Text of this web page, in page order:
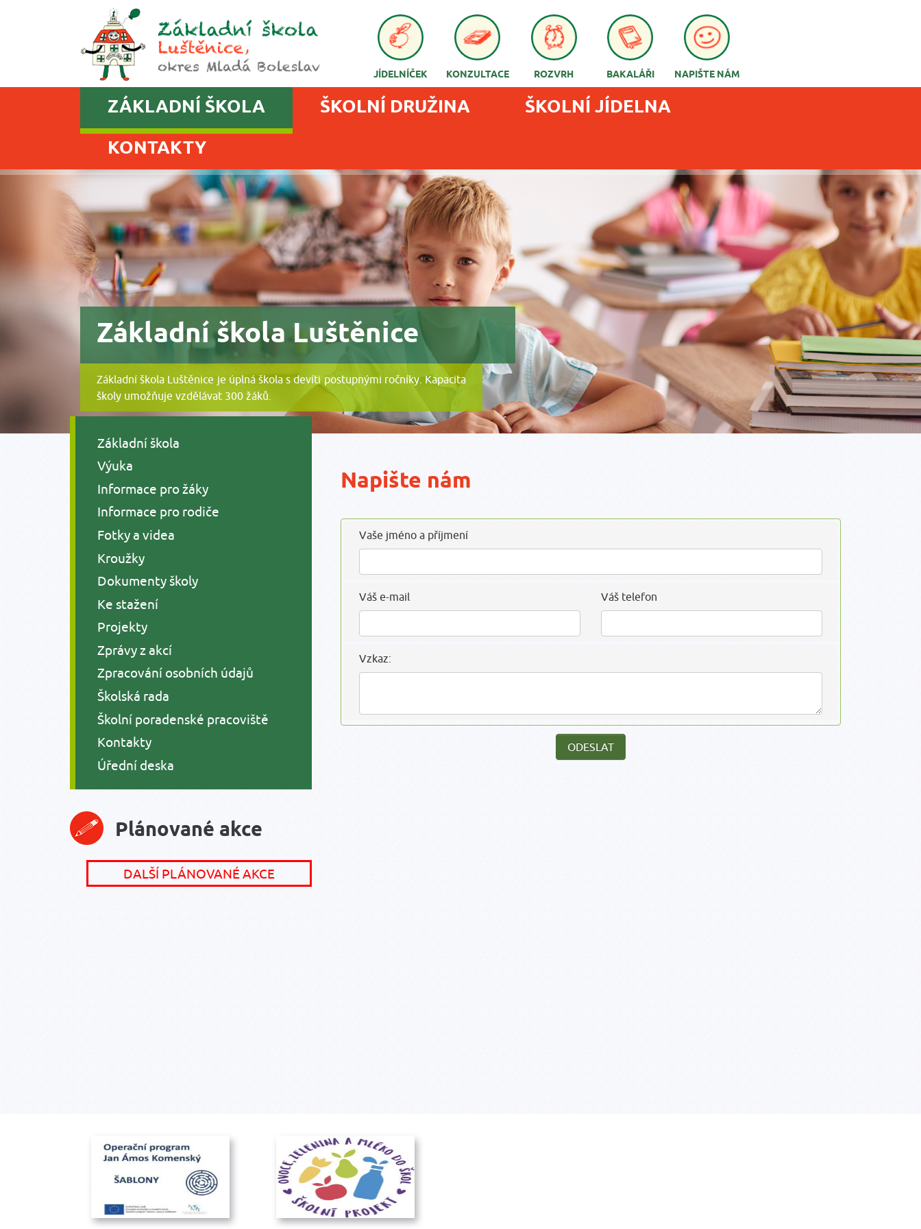
JÍDELNÍČEK KONZULTACE ROZVRH BAKALÁŘI NAPIŠTE NÁM
ZÁKLADNÍ ŠKOLA
Základní škola
Výuka
Informace pro žáky
Informace pro rodiče
Fotky a videa
Kroužky
Dokumenty školy
Ke stažení
Projekty
Zprávy z akcí
Zpracování osobních údajů
Školská rada
Školní poradenské pracoviště
Kontakty
Úřední deska
Plánované akce
DALŠÍ PLÁNOVANÉ AKCE
ŠKOLNÍ DRUŽINA
ŠKOLNÍ JÍDELNA
KONTAKTY
Základní škola Luštěnice
Základní škola Luštěnice je úplná škola s devíti postupnými ročníky. Kapacita
školy umožňuje vzdělávat 300 žáků.
Napište nám
Vaše jméno a příjmení
Váš e-mail Váš telefon
Vzkaz: